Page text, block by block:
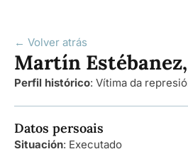
← Volver atrás
Martín
Perfil histórico: Vítima da
Datos persoais
Situación: Executado